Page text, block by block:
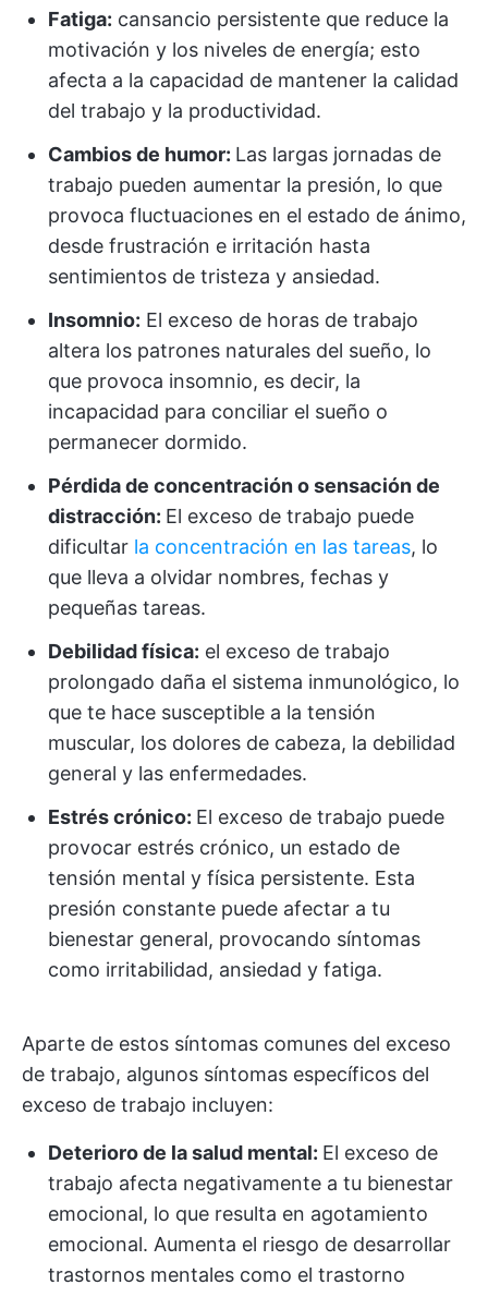
Fatiga: cansancio persistente que reduce la
motivación y los niveles de energía; esto
afecta a la capacidad de mantener la calidad
del trabajo y la productividad.
Cambios de humor: Las largas jornadas de
trabajo pueden aumentar la presión, lo que
provoca fluctuaciones en el estado de ánimo,
desde frustración e irritación hasta
sentimientos de tristeza y ansiedad.
Insomnio: El exceso de horas de trabajo
altera los patrones naturales del sueño, lo
que provoca insomnio, es decir, la
incapacidad para conciliar el sueño o
permanecer dormido.
Pérdida de concentración o sensación de
distracción: El exceso de trabajo puede
dificultar la concentración en las tareas, lo
que lleva a olvidar nombres, fechas y
pequeñas tareas.
Debilidad física: el exceso de trabajo
prolongado daña el sistema inmunológico, lo
que te hace susceptible a la tensión
muscular, los dolores de cabeza, la debilidad
general y las enfermedades.
Estrés crónico: El exceso de trabajo puede
provocar estrés crónico, un estado de
tensión mental y física persistente. Esta
presión constante puede afectar a tu
bienestar general, provocando síntomas
como irritabilidad, ansiedad y fatiga.
Aparte de estos síntomas comunes del exceso
de trabajo, algunos síntomas específicos del
exceso de trabajo incluyen:
Deterioro de la salud mental: El exceso de
trabajo afecta negativamente a tu bienestar
emocional, lo que resulta en agotamiento
emocional. Aumenta el riesgo de desarrollar
trastornos mentales como el trastorno